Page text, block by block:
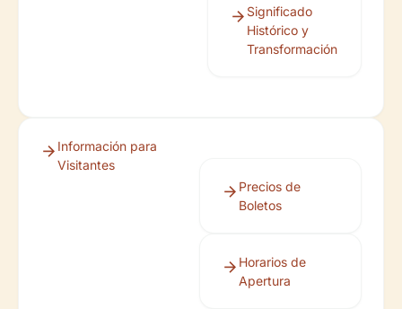
Significado
Histórico y
Transformación
Información para
Visitantes
Precios de
Boletos
Horarios de
Apertura